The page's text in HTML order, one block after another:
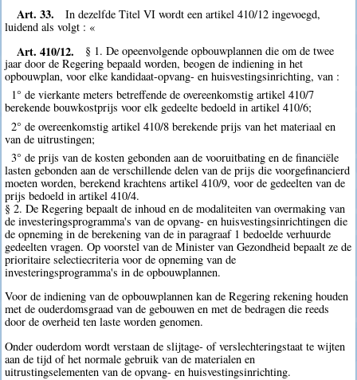
Art. 33.
In dezelfde Titel VI wordt een artikel 410/12 ingevoegd,
luidend als volgt : «
Art. 410/12.
§ 1. De opeenvolgende opbouwplannen die om de twee
jaar door de Regering bepaald worden, beogen de indiening in het
opbouwplan, voor elke kandidaat-opvang- en huisvestingsinrichting, van :
1° de vierkante meters betreffende de overeenkomstig artikel 410/7
berekende bouwkostprijs voor elk gedeelte bedoeld in artikel 410/6;
2° de overeenkomstig artikel 410/8 berekende prijs van het materiaal en
van de uitrustingen;
3° de prijs van de kosten gebonden aan de vooruitbating en de financiële
lasten gebonden aan de verschillende delen van de prijs die voorgefinancierd
moeten worden, berekend krachtens artikel 410/9, voor de gedeelten van de
prijs bedoeld in artikel 410/4.
§ 2. De Regering bepaalt de inhoud en de modaliteiten van overmaking van
de investeringsprogramma's van de opvang- en huisvestingsinrichtingen die
de opneming in de berekening van de in paragraaf 1 bedoelde verhuurde
gedeelten vragen. Op voorstel van de Minister van Gezondheid bepaalt ze de
prioritaire selectiecriteria voor de opneming van de
investeringsprogramma's in de opbouwplannen.
Voor de indiening van de opbouwplannen kan de Regering rekening houden
met de ouderdomsgraad van de gebouwen en met de bedragen die reeds
door de overheid ten laste worden genomen.
Onder ouderdom wordt verstaan de slijtage- of verslechteringstaat te wijten
aan de tijd of het normale gebruik van de materialen en
uitrustingselementen van de opvang- en huisvestingsinrichting.